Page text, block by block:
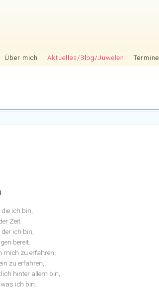
Über mich Aktuelles/Blog/Juwelen Termine
ich bin,
Zeit.
ich bin,
bereit.
mich zu erfahren,
zu erfahren,
hinter allem bin,
ich bin.